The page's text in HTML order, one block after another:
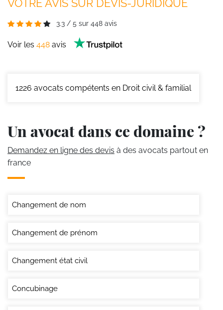
VOTRE AVIS SUR DEVIS-JURIDIQUE
3.3 / 5 sur 448 avis
Voir les 448 avis
1226 avocats compétents en Droit civil & familial
Un avocat dans ce domaine ?
Demandez en ligne des devis à des avocats partout en
france
Changement de nom
Changement de prénom
Changement état civil
Concubinage